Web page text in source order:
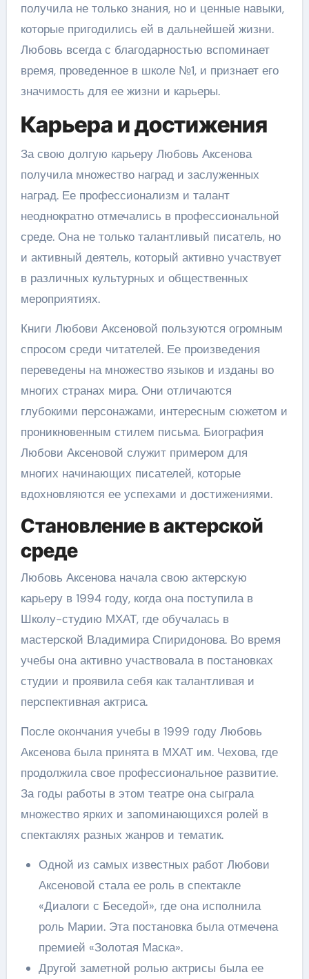
получила не только знания, но и ценные навыки,
которые пригодились ей в дальнейшей жизни.
Любовь всегда с благодарностью вспоминает
время, проведенное в школе №1, и признает его
значимость для ее жизни и карьеры.
Карьера и достижения
За свою долгую карьеру Любовь Аксенова
получила множество наград и заслуженных
наград. Ее профессионализм и талант
неоднократно отмечались в профессиональной
среде. Она не только талантливый писатель, но
и активный деятель, который активно участвует
в различных культурных и общественных
мероприятиях.
Книги Любови Аксеновой пользуются огромным
спросом среди читателей. Ее произведения
переведены на множество языков и изданы во
многих странах мира. Они отличаются
глубокими персонажами, интересным сюжетом и
проникновенным стилем письма. Биография
Любови Аксеновой служит примером для
многих начинающих писателей, которые
вдохновляются ее успехами и достижениями.
Становление в актерской
среде
Любовь Аксенова начала свою актерскую
карьеру в 1994 году, когда она поступила в
Школу-студию МХАТ, где обучалась в
мастерской Владимира Спиридонова. Во время
учебы она активно участвовала в постановках
студии и проявила себя как талантливая и
перспективная актриса.
После окончания учебы в 1999 году Любовь
Аксенова была принята в МХАТ им. Чехова, где
продолжила свое профессиональное развитие.
За годы работы в этом театре она сыграла
множество ярких и запоминающихся ролей в
спектаклях разных жанров и тематик.
Одной из самых известных работ Любови
Аксеновой стала ее роль в спектакле
«Диалоги с Беседой», где она исполнила
роль Марии. Эта постановка была отмечена
премией «Золотая Маска».
Другой заметной ролью актрисы была ее